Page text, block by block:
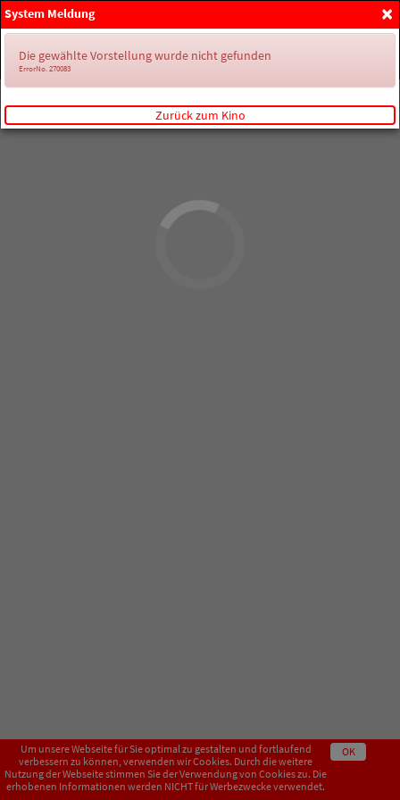
Anmelden
Um unsere Webseite für Sie optimal zu gestalten und fortlaufend
verbessern zu können, verwenden wir Cookies. Durch die weitere
Nutzung der Webseite stimmen Sie der Verwendung von Cookies zu. Die
erhobenen Informationen werden NICHT für Werbezwecke verwendet.
OK
×
System Meldung
Die gewählte Vorstellung wurde nicht gefunden
ErrorNo. 270083
Zurück zum Kino